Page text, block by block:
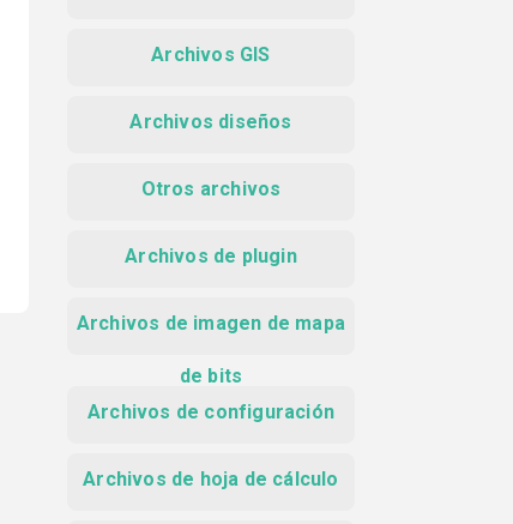
Archivos GIS
Archivos diseños
Otros archivos
Archivos de plugin
Archivos de imagen de mapa
de bits
Archivos de configuración
Archivos de hoja de cálculo